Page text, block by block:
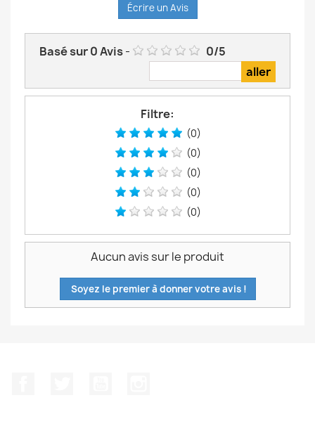
Écrire un Avis
Basé sur0Avis- 0/5
Filtre:
(0)
(0)
(0)
(0)
(0)
Aucun avis sur le produit
Soyez le premier à donner votre avis !